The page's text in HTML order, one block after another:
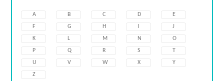
A B C D
E
F
G H
J
K
L M N
O
P
Q R S
T
U
V W X
Y
Z